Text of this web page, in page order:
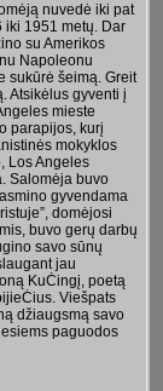
nuvedė iki pat
iki 1951 metų. Dar
su Amerikos
Napoleonu
sukūrė šeimą. Greit
Atsikėlus gyventi į
mieste
parapijos, kurį
mokyklos
Los Angeles
Salomėja buvo
gyvendama
domėjosi
buvo gerų darbų
savo sūnų
jau
KuĊingį, poetą
Viešpats
džiaugsmą savo
paguodos